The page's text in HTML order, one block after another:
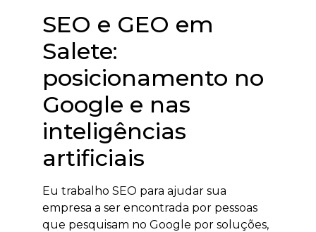
SEO e GEO em
Salete:
posicionamento no
Google e nas
inteligências
artificiais
Eu trabalho SEO para ajudar sua
empresa a ser encontrada por pessoas
que pesquisam no Google por soluções,